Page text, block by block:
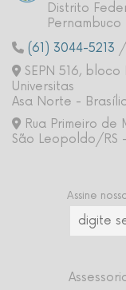
Distrito
Pernambuco
(61) 3044-5213 /
SEPN 516,
Universitas
Asa Norte -
Rua Primeiro de
São Leopoldo/RS
Assine